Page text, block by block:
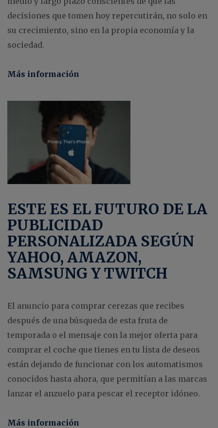
decisiones que tomen hoy repercutirán, no solo en
su crecimiento, sino en la propia economía y la
sociedad.
Más información
ESTE ES EL FUTURO DE LA
PUBLICIDAD
PERSONALIZADA SEGÚN
YAHOO, AMAZON,
SAMSUNG Y TWITCH
El anuncio para comprar cerezas que recibes
después de una búsqueda de esta fruta de
temporada o el mensaje con la mejor oferta para
comprar el coche que tienes en tu lista de deseos
están dejando de funcionar con los automatismos
conocidos hasta ahora, que permitían a las marcas
lanzar el anzuelo para pescar el receptor idóneo.
Más información